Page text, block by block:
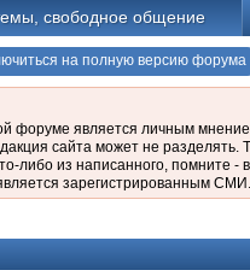
свободное общение
на полную версию форума
форуме является личным
сайта может не разделять.
либо из написанного, помните
зарегистрированным СМИ.